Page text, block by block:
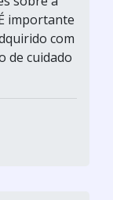
importante
com
de cuidado